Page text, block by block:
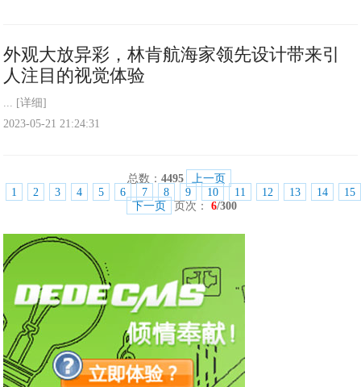
外观大放异彩，林肯航海家领先设计带来引
人注目的视觉体验
... [详细]
2023-05-21 21:24:31
总数： 4495
上一页
1
2 3 4 5 6 7 8 9 10 11 12 13 14
15
下一页
页次： 6/300